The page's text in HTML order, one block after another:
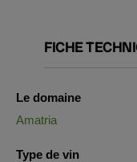
FICHE
Le domaine
Amatria
Type de vin